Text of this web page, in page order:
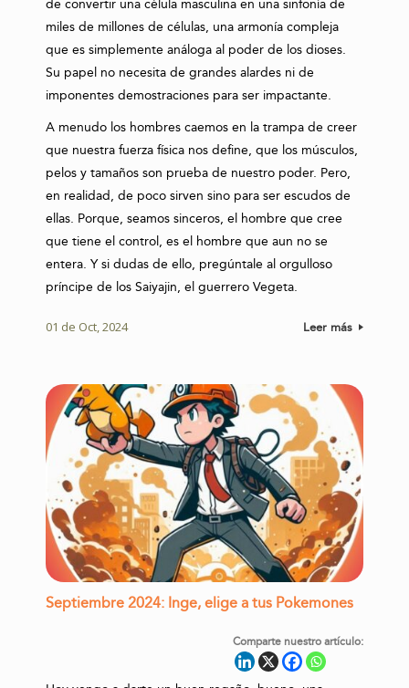
de convertir una célula masculina en una sinfonía de
miles de millones de células, una armonía compleja
que es simplemente análoga al poder de los dioses.
Su papel no necesita de grandes alardes ni de
imponentes demostraciones para ser impactante.
A menudo los hombres caemos en la trampa de creer
que nuestra fuerza física nos define, que los músculos,
pelos y tamaños son prueba de nuestro poder. Pero,
en realidad, de poco sirven sino para ser escudos de
ellas. Porque, seamos sinceros, el hombre que cree
que tiene el control, es el hombre que aun no se
entera. Y si dudas de ello, pregúntale al orgulloso
príncipe de los Saiyajin, el guerrero Vegeta.
01 de Oct, 2024 Leer más
Septiembre 2024: Inge, elige a tus Pokemones
Comparte nuestro artículo: